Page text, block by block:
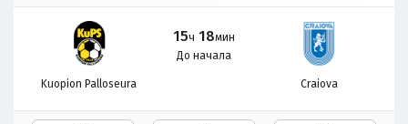
Kuopion Palloseura
15ч 18мин
До начала
Craiova